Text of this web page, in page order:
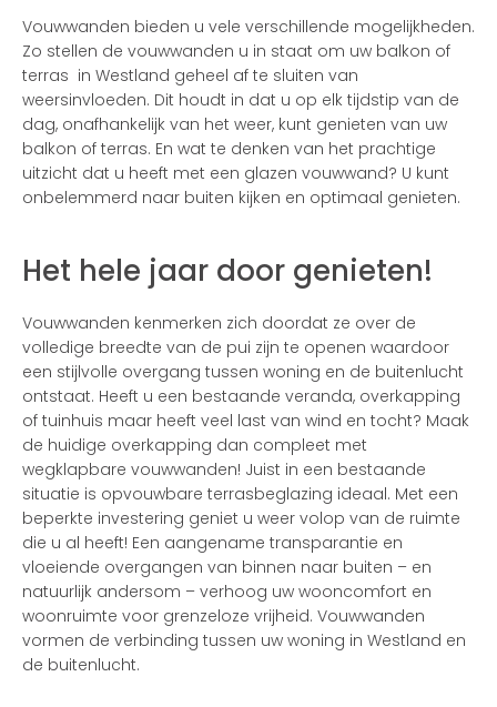
Vouwwanden bieden u vele verschillende mogelijkheden.
Zo stellen de vouwwanden u in staat om uw balkon of
terras in Westland geheel af te sluiten van
weersinvloeden. Dit houdt in dat u op elk tijdstip van de
dag, onafhankelijk van het weer, kunt genieten van uw
balkon of terras. En wat te denken van het prachtige
uitzicht dat u heeft met een glazen vouwwand? U kunt
onbelemmerd naar buiten kijken en optimaal genieten.
Het hele jaar door genieten!
Vouwwanden kenmerken zich doordat ze over de
volledige breedte van de pui zijn te openen waardoor
een stijlvolle overgang tussen woning en de buitenlucht
ontstaat. Heeft u een bestaande veranda, overkapping
of tuinhuis maar heeft veel last van wind en tocht? Maak
de huidige overkapping dan compleet met
wegklapbare vouwwanden! Juist in een bestaande
situatie is opvouwbare terrasbeglazing ideaal. Met een
beperkte investering geniet u weer volop van de ruimte
die u al heeft! Een aangename transparantie en
vloeiende overgangen van binnen naar buiten – en
natuurlijk andersom – verhoog uw wooncomfort en
woonruimte voor grenzeloze vrijheid. Vouwwanden
vormen de verbinding tussen uw woning in Westland en
de buitenlucht.